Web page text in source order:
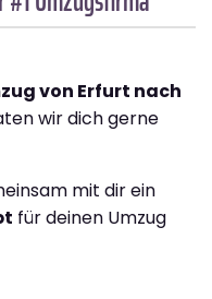
von Erfurt nach
wir dich gerne
mit dir ein
für deinen Umzug